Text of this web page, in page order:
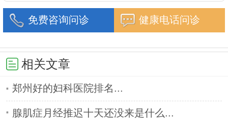
免费咨询问诊 健康电话问诊
相关文章
郑州好的妇科医院排名...
腺肌症月经推迟十天还没来是什么...